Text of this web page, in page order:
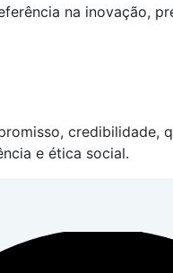
na inovação,
credibilidade,
e ética social.